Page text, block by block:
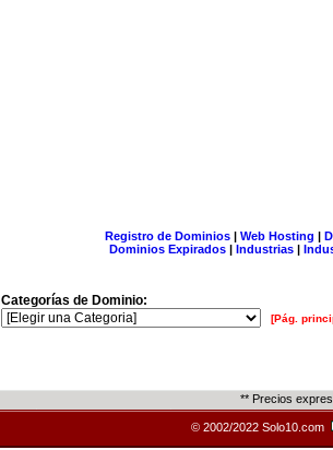
Registro de Dominios| Web Hosting |
Dominios Expirados | Industrias |
Categorías de Dominio:
[Pág.
** Precios
© 2002/2022 Solo10.com